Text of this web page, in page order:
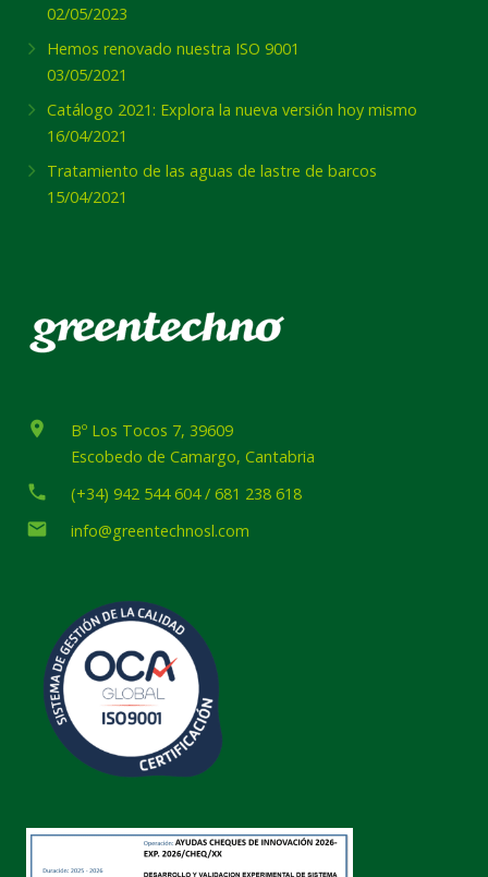
02/05/2023
Hemos renovado nuestra ISO 9001
03/05/2021
Catálogo 2021: Explora la nueva versión hoy mismo
16/04/2021
Tratamiento de las aguas de lastre de barcos
15/04/2021
place
Bº Los Tocos 7, 39609
Escobedo de Camargo, Cantabria
phone (+34) 942 544 604 / 681 238 618
email info@greentechnosl.com